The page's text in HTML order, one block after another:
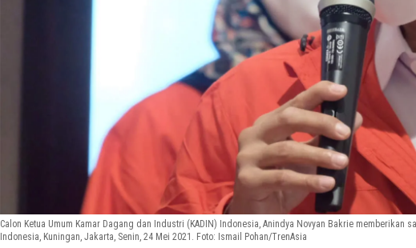
Calon Ketua Umum Kamar Dagang dan Industri (KADIN) Indonesia, Anindya Novyan Bakrie
Indonesia, Kuningan, Jakarta, Senin, 24 Mei 2021. Foto: Ismail Pohan/TrenAsia